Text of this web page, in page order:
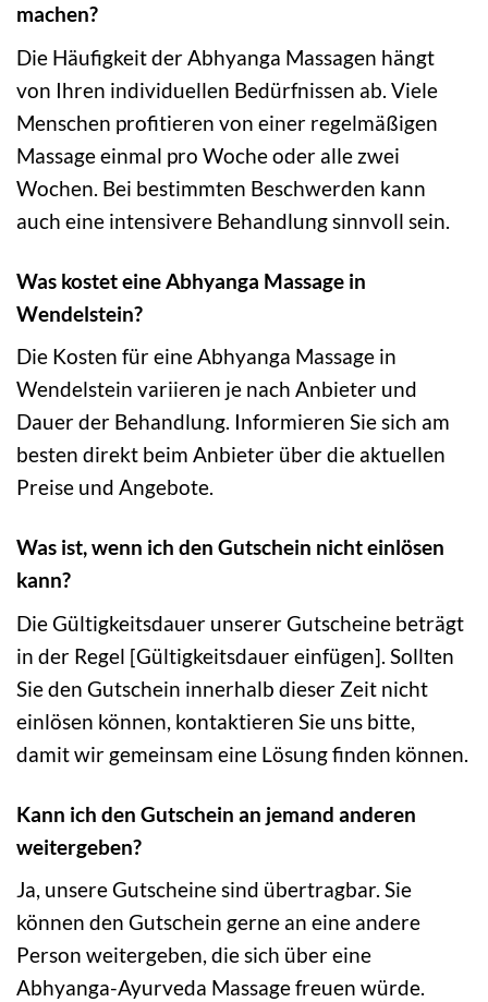
machen?
Die Häufigkeit der Abhyanga Massagen hängt
von Ihren individuellen Bedürfnissen ab. Viele
Menschen profitieren von einer regelmäßigen
Massage einmal pro Woche oder alle zwei
Wochen. Bei bestimmten Beschwerden kann
auch eine intensivere Behandlung sinnvoll sein.
Was kostet eine Abhyanga Massage in
Wendelstein?
Die Kosten für eine Abhyanga Massage in
Wendelstein variieren je nach Anbieter und
Dauer der Behandlung. Informieren Sie sich am
besten direkt beim Anbieter über die aktuellen
Preise und Angebote.
Was ist, wenn ich den Gutschein nicht einlösen
kann?
Die Gültigkeitsdauer unserer Gutscheine beträgt
in der Regel [Gültigkeitsdauer einfügen]. Sollten
Sie den Gutschein innerhalb dieser Zeit nicht
einlösen können, kontaktieren Sie uns bitte,
damit wir gemeinsam eine Lösung finden können.
Kann ich den Gutschein an jemand anderen
weitergeben?
Ja, unsere Gutscheine sind übertragbar. Sie
können den Gutschein gerne an eine andere
Person weitergeben, die sich über eine
Abhyanga-Ayurveda Massage freuen würde.